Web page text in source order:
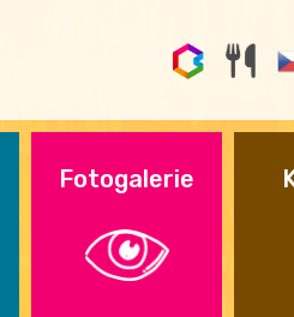
Fotogalerie